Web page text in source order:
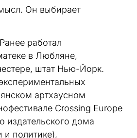
Он выбирает
работал
в Любляне,
штат Нью-Йорк.
артхаусном
Crossing Europe
издательского дома
и политике),